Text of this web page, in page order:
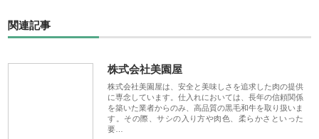
関連記事
株式会社美園屋
株式会社美園屋は、安全と美味しさを追求した肉の提供
に専念しています。仕入れにおいては、長年の信頼関係
を築いた業者からのみ、高品質の黒毛和牛を取り扱いま
す。その際、サシの入り方や肉色、柔らかさといった
要…